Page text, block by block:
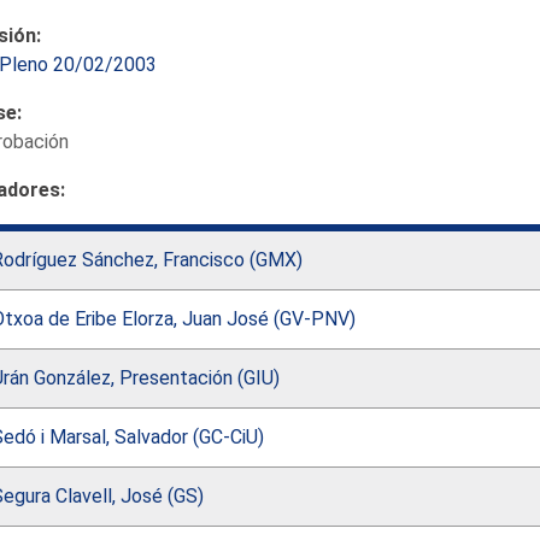
20/02/2003
Sánchez, Francisco (GMX)
de Eribe Elorza, Juan José (GV-PNV)
González, Presentación (GIU)
i Marsal, Salvador (GC-CiU)
Clavell, José (GS)